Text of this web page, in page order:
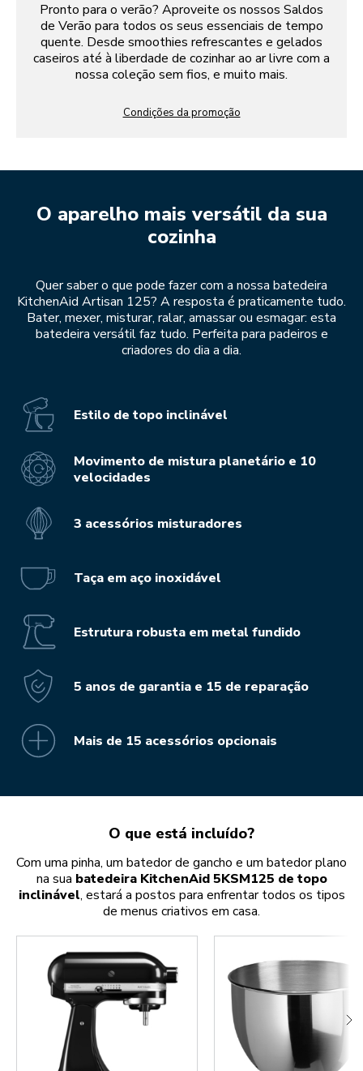
Pronto para o verão? Aproveite os nossos Saldos
de Verão para todos os seus essenciais de tempo
quente. Desde smoothies refrescantes e gelados
caseiros até à liberdade de cozinhar ao ar livre com a
nossa coleção sem fios, e muito mais.
Condições da promoção
O aparelho mais versátil da sua
cozinha
Quer saber o que pode fazer com a nossa batedeira
KitchenAid Artisan 125? A resposta é praticamente tudo.
Bater, mexer, misturar, ralar, amassar ou esmagar: esta
batedeira versátil faz tudo. Perfeita para padeiros e
criadores do dia a dia.
Estilo de topo inclinável
Movimento de mistura planetário e 10
velocidades
3 acessórios misturadores
Taça em aço inoxidável
Estrutura robusta em metal fundido
5 anos de garantia e 15 de reparação
Mais de 15 acessórios opcionais
O que está incluído?
Com uma pinha, um batedor de gancho e um batedor plano
na sua batedeira KitchenAid 5KSM125 de topo
inclinável, estará a postos para enfrentar todos os tipos
de menus criativos em casa.